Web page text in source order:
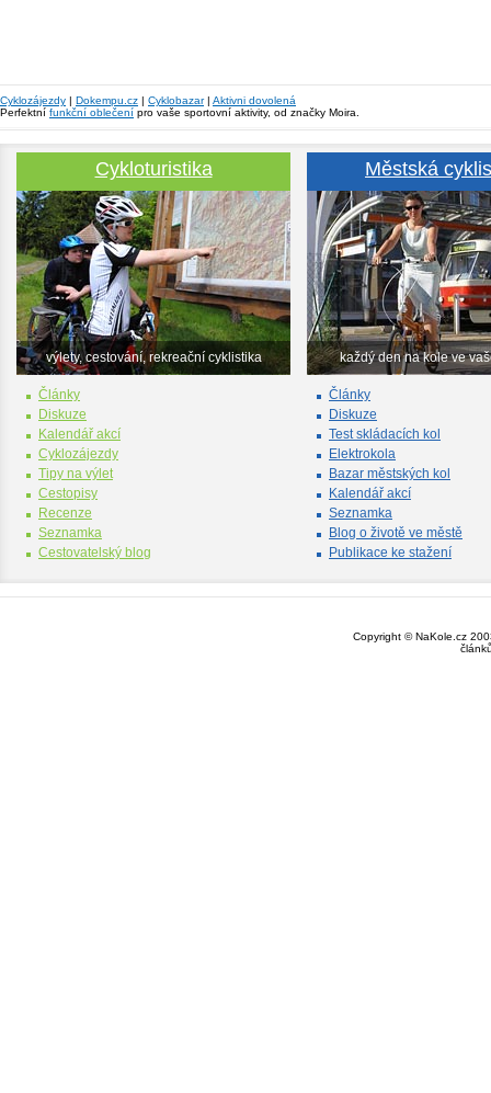
Cyklozájezdy | Dokempu.cz | Cyklobazar| Aktivni dovolená
Perfektní funkční oblečení pro vaše sportovní aktivity, od značky Moira.
Cykloturistika
výlety, cestování, rekreační cyklistika
Články
Diskuze
Kalendář akcí
Cyklozájezdy
Tipy na výlet
Cestopisy
Recenze
Seznamka
Cestovatelský blog
Městská
každý den na kole ve
Články
Diskuze
Test skládacích kol
Elektrokola
Bazar městských kol
Kalendář akcí
Seznamka
Blog o životě ve městě
Publikace ke stažení
Copyright © NaKole.cz